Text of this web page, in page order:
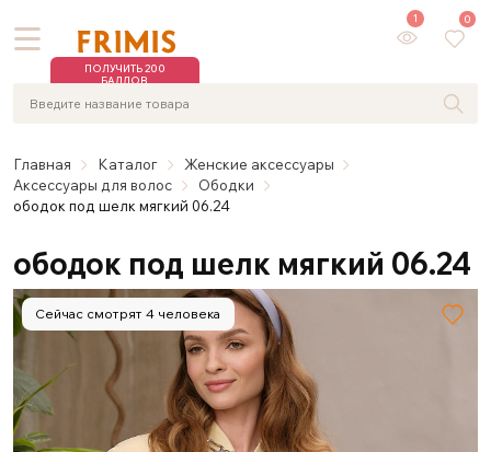
ПОЛУЧИТЬ 200
БАЛЛОВ
1 0
Главная Каталог
Женские аксессуары
Аксессуары для волос
Ободки
ободок под шелк мягкий 06.24
ободок под шелк мягкий 06.24
Сейчас смотрят 4 человека